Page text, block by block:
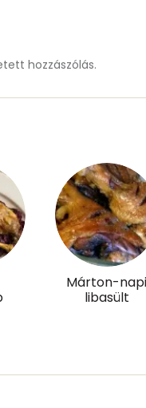
hozzászólás.
Márton-napi
libasült